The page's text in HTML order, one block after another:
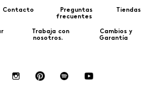
Contacto
Preguntas
frecuentes
Tiendas
Trabaja con
nosotros.
Cambios y
Garantía